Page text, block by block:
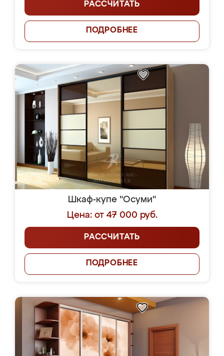
РАССЧИТАТЬ
ПОДРОБНЕЕ
Шкаф-купе "Осуми"
Цена: от 47 000 руб.
РАССЧИТАТЬ
ПОДРОБНЕЕ